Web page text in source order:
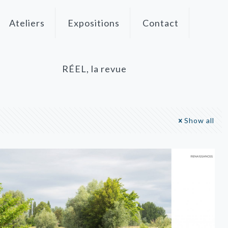
Ateliers Expositions Contact
RÉEL, la revue
Show all